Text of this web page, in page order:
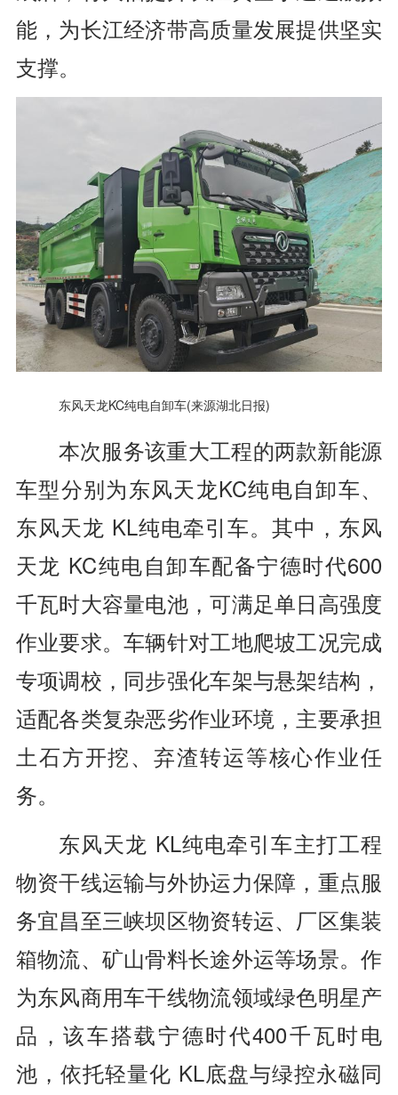
能，为长江经济带高质量发展提供坚实
支撑。
东风天龙KC纯电自卸车(来源湖北日报)
本次服务该重大工程的两款新能源
车型分别为东风天龙KC纯电自卸车、
东风天龙 KL纯电牵引车。其中，东风
天龙 KC纯电自卸车配备宁德时代600
千瓦时大容量电池，可满足单日高强度
作业要求。车辆针对工地爬坡工况完成
专项调校，同步强化车架与悬架结构，
适配各类复杂恶劣作业环境，主要承担
土石方开挖、弃渣转运等核心作业任
务。
东风天龙 KL纯电牵引车主打工程
物资干线运输与外协运力保障，重点服
务宜昌至三峡坝区物资转运、厂区集装
箱物流、矿山骨料长途外运等场景。作
为东风商用车干线物流领域绿色明星产
品，该车搭载宁德时代400千瓦时电
池，依托轻量化 KL底盘与绿控永磁同